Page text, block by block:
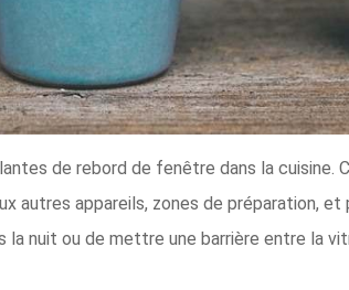
de rebord de fenêtre dans la cuisine.
autres appareils, zones de préparation,
nuit ou de mettre une barrière entre la